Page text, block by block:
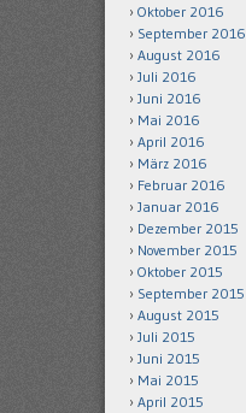
Oktober 2016
September 2016
August 2016
Juli 2016
Juni 2016
Mai 2016
April 2016
März 2016
Februar 2016
Januar 2016
Dezember 2015
November 2015
Oktober 2015
September 2015
August 2015
Juli 2015
Juni 2015
Mai 2015
April 2015